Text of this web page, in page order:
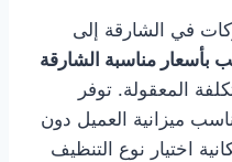
في الشارقة إلى
بأسعار مناسبة الشارقة
المعقولة. توفر
ميزانية العميل دون
اختيار نوع التنظيف